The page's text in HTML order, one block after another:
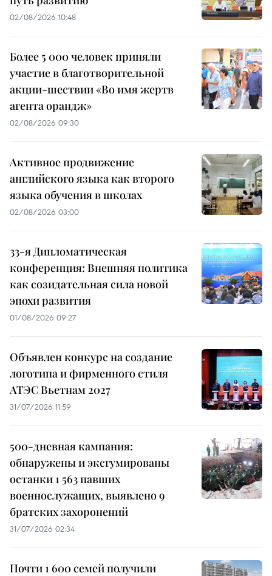
02/08/2026 10:48
Более 5 000 человек приняли
участие в благотворительной
акции-шествии «Во имя жертв
агента орандж»
02/08/2026 09:30
Активное продвижение
английского языка как второго
языка обучения в школах
02/08/2026 03:00
33-я Дипломатическая
конференция: Внешняя политика
как созидательная сила новой
эпохи развития
01/08/2026 09:27
Объявлен конкурс на создание
логотипа и фирменного стиля
АТЭС Вьетнам 2027
31/07/2026 11:59
500-дневная кампания:
обнаружены и эксгумированы
останки 1 563 павших
военнослужащих, выявлено 9
братских захоронений
31/07/2026 02:34
Почти 1 600 семей получили